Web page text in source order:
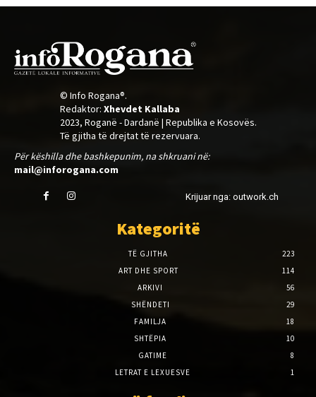
© Info Rogana®.
Redaktor: Xhevdet Kallaba
2023, Roganë - Dardanë | Republika e Kosovës.
Të gjitha të drejtat të rezervuara.
Për këshilla dhe bashkepunim, na shkruani në:
mail@inforogana.com
Krijuar nga: outwork.ch
Kategoritë
TË GJITHA
223
ART DHE SPORT
114
ARKIVI
56
SHËNDETI
29
FAMILJA
18
SHTËPIA
10
GATIME
8
LETRAT E LEXUESVE
1